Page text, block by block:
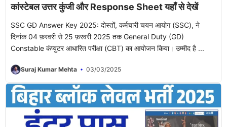
कांस्टेबल उत्तर कुंजी और Response Sheet यहाँ से देखें
SSC GD Answer Key 2025: दोस्तों, कर्मचारी चयन आयोग (SSC), ने
दिनांक 04 फ़रवरी से 25 फ़रवरी 2025 तक General Duty (GD)
Constable कंप्युटर आधारित परीक्षा (CBT) का आयोजन किया। उम्मीद है ...
Suraj Kumar Mehta 03/03/2025